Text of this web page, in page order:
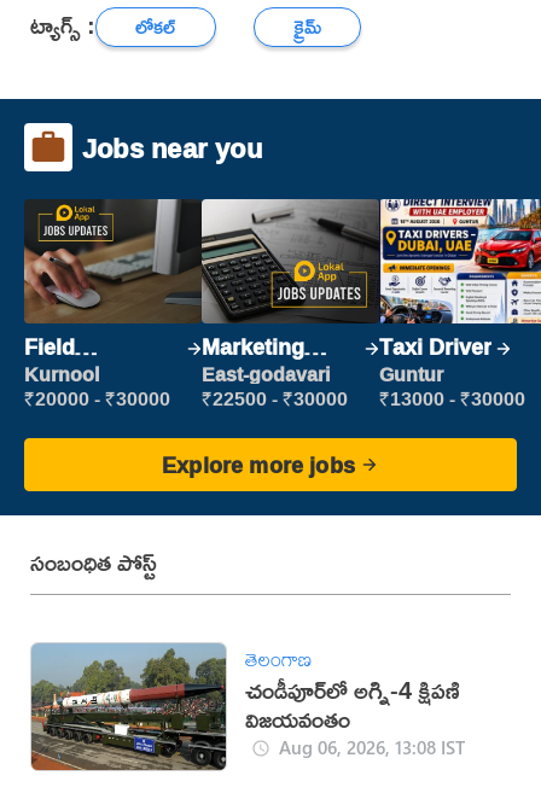
ట్యాగ్స్ : లోకల్ క్రైమ్
Jobs near you
Field
Marketing
Executive
Kurnool
₹20000 - ₹30000
Marketing
Executive
East-godavari
₹22500 - ₹30000
Taxi Driver
Guntur
₹13000 - ₹30000
Explore more jobs
సంబంధిత పోస్ట్
తెలంగాణ
చండీపూర్‌లో అగ్ని-4 క్షిపణి
విజయవంతం
Aug 06, 2026, 13:08 IST